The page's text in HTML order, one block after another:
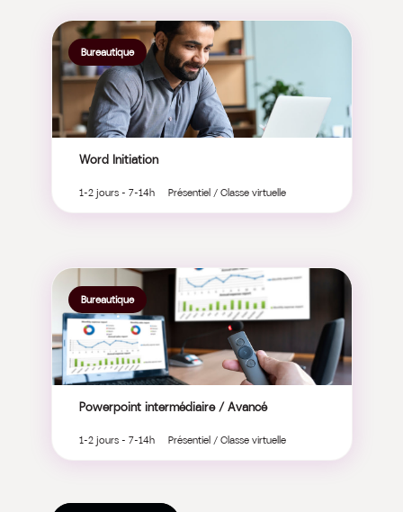
Bureautique
Word Initiation
1-2 jours - 7-14h Présentiel / Classe virtuelle
Bureautique
Powerpoint intermédiaire / Avancé
1-2 jours - 7-14h Présentiel / Classe virtuelle